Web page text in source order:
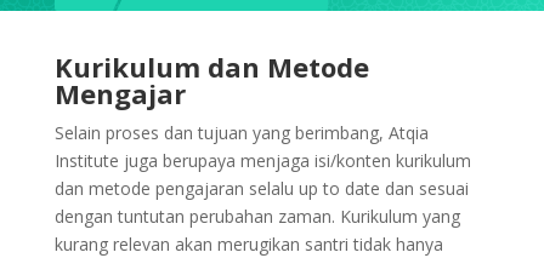
Kurikulum dan Metode
Mengajar
Selain proses dan tujuan yang berimbang, Atqia
Institute juga berupaya menjaga isi/konten kurikulum
dan metode pengajaran selalu up to date dan sesuai
dengan tuntutan perubahan zaman. Kurikulum yang
kurang relevan akan merugikan santri tidak hanya